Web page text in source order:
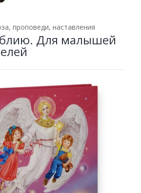
проповеди, наставления
Для малышей